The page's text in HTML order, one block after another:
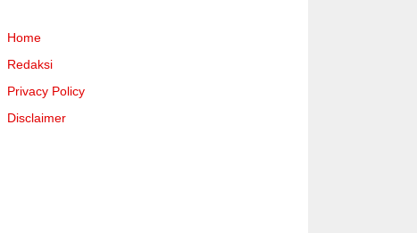
Home
Redaksi
Privacy Policy
Disclaimer